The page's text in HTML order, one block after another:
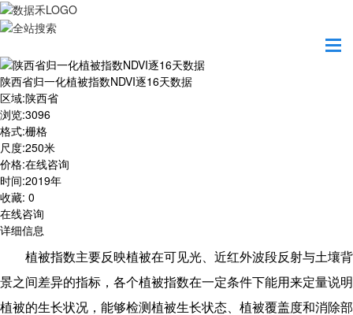
陕西省归一化植被指数NDVI逐16天数据
区域:陕西省
浏览:3096
格式:栅格
尺度:250米
价格:在线咨询
时间:2019年
收藏: 0
在线咨询
详细信息
植被指数主要反映植被在可见光、近红外波段反射与土壤背
景之间差异的指标，各个植被指数在一定条件下能用来定量说明
植被的生长状况，能够检测植被生长状态、植被覆盖度和消除部